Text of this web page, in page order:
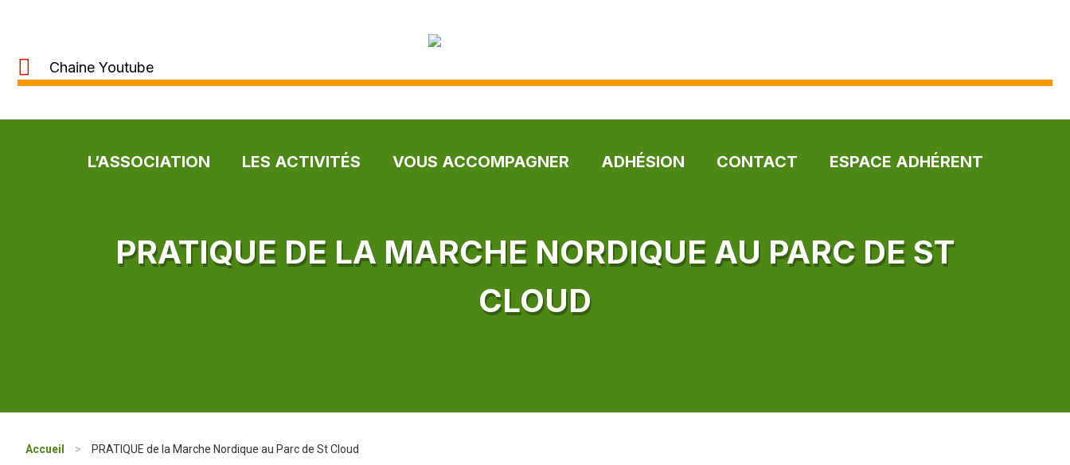
Chaine Youtube
L’ASSOCIATION LES ACTIVITÉS VOUS ACCOMPAGNER ADHÉSION CONTACT ESPACE ADHÉRENT
PRATIQUE DE LA MARCHE NORDIQUE AU PARC DE ST
CLOUD
Accueil > PRATIQUE de la Marche Nordique au Parc de St Cloud